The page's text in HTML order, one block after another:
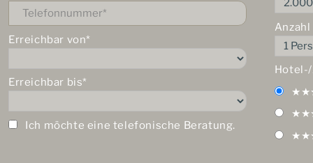
Erreichbar von*
Erreichbar bis*
Ich möchte eine telefonische Beratung.